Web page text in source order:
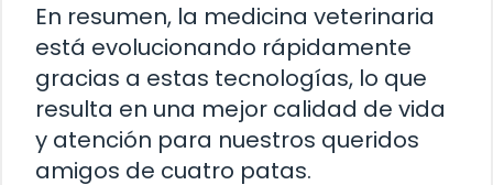
En resumen, la medicina veterinaria
está evolucionando rápidamente
gracias a estas tecnologías, lo que
resulta en una mejor calidad de vida
y atención para nuestros queridos
amigos de cuatro patas.